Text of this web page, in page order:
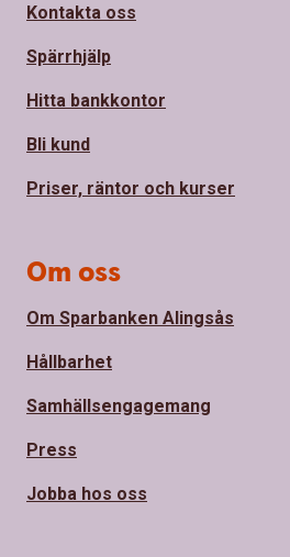
Kontakta oss
Spärrhjälp
Hitta bankkontor
Bli kund
Priser, räntor och kurser
Om oss
Om Sparbanken Alingsås
Hållbarhet
Samhällsengagemang
Press
Jobba hos oss